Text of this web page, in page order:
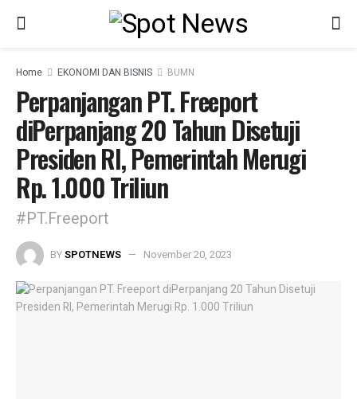
Home EKONOMI DAN BISNIS BUMN
Perpanjangan PT. Freeport
diPerpanjang 20 Tahun Disetuji
Presiden RI, Pemerintah Merugi
Rp. 1.000 Triliun
#PT.Freeport
BYSPOTNEWS November 20, 2023